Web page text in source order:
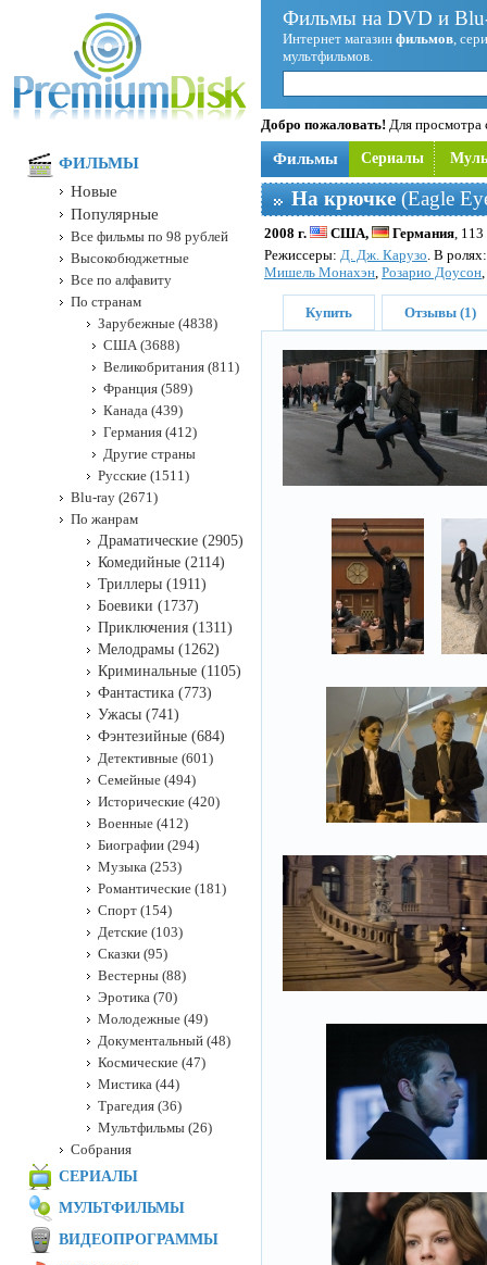
Фильмы на DVD и
Интернет магазин фильмов,
мультфильмов.
Добро пожаловать! Для просмотра
Фильмы Сериалы
На крючке (Eagle
2008 г. США, Германия,
Режисcеры: Д. Дж. Карузо. В
Мишель Монахэн, Розарио Доусон,
Купить Отзывы (1)
ФИЛЬМЫ
Новые
Популярные
Все фильмы по 98 рублей
Высокобюджетные
Все по алфавиту
По странам
Зарубежные (4838)
США (3688)
Великобритания (811)
Франция (589)
Канада (439)
Германия (412)
Другие страны
Русские (1511)
Blu-ray (2671)
По жанрам
Драматические (2905)
Комедийные (2114)
Триллеры (1911)
Боевики (1737)
Приключения (1311)
Мелодрамы (1262)
Криминальные (1105)
Фантастика (773)
Ужасы (741)
Фэнтезийные (684)
Детективные (601)
Семейные (494)
Исторические (420)
Военные (412)
Биографии (294)
Музыка (253)
Романтические (181)
Спорт (154)
Детские (103)
Сказки (95)
Вестерны (88)
Эротика (70)
Молодежные (49)
Документальный (48)
Космические (47)
Мистика (44)
Трагедия (36)
Мультфильмы (26)
Собрания
СЕРИАЛЫ
МУЛЬТФИЛЬМЫ
ВИДЕОПРОГРАММЫ